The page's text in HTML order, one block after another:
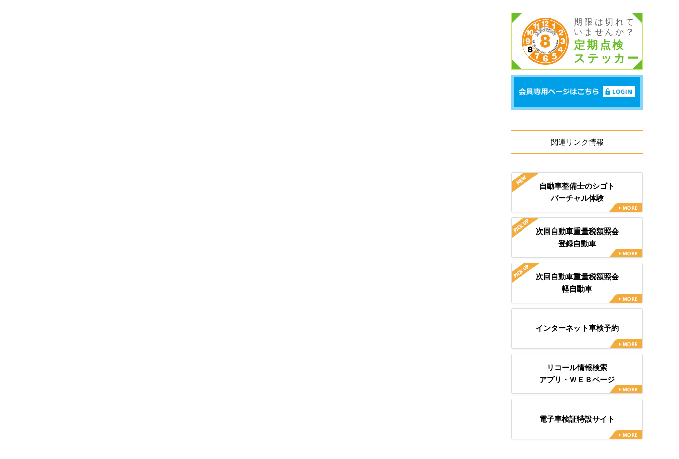
期限は切れて
いませんか？
定期点検
ステッカー
関連リンク情報
自動車整備士のシゴト
バーチャル体験
次回自動車重量税額照会
登録自動車
次回自動車重量税額照会
軽自動車
インターネット車検予約
リコール情報検索
アプリ・ＷＥＢページ
電子車検証特設サイト